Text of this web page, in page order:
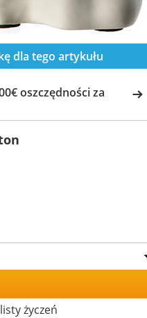
dla tego artykułu
oszczędności za
życzeń